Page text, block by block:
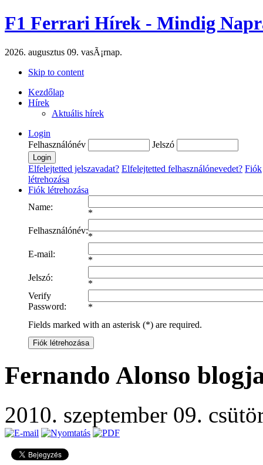
F1 Ferrari Hírek - Mindig
2026. augusztus 09. vasÃ¡rnap.
Skip to content
Kezdőlap
Hírek
Aktuális hírek
Login
Felhasználónév
Jelszó
Elfelejtetted jelszavadat? Elfelejtetted felhasználónevedet? Fiók
létrehozása
Fiók létrehozása
Name:
*
Felhasználónév:
*
E-mail:
*
Jelszó:
*
Verify
Password:
*
Fields marked with an asterisk (*) are required.
Fiók létrehozása
Fernando Alonso
2010. szeptember 09.